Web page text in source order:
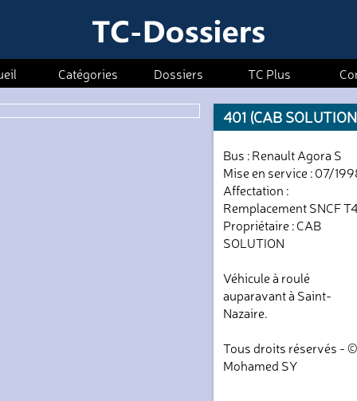
Catégories Dossiers TC Plus
401 (CAB
Bus : Renault Agora S
Mise en service : 07/
Affectation :
Remplacement SNCF T4
Propriétaire : CAB
SOLUTION
Véhicule à roulé
auparavant à Saint-
Nazaire.
Tous droits réservés - ©
Mohamed SY